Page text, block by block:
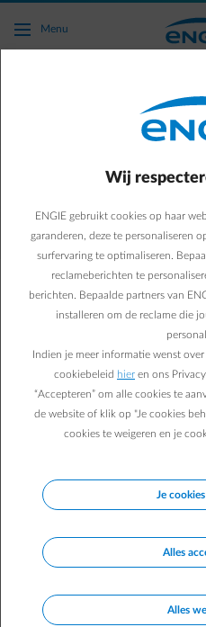
Ga naar de hoofdinhoud
Menu
Ik heb een
mijn verwarming
arrow-left Terug naar
Reparaties aan je
verwarmingsproblemen. Via
over vinden.
Veelgestelde vragen
Wil je je woning duurzaam
warmtepomp?
warmtepompboiler?
voor mijn verwarmingsketel.
Wat is de duurtijd van mijn
Ik ga verhuizen, wat gebeurt
onderhoudscontract?
Wij
ENGIE gebruikt cookies op haar
garanderen, deze te personaliseren
surfervaring te optimaliseren.
reclameberichten te
berichten. Bepaalde partners van
installeren om de reclame die
Indien je meer informatie wenst
cookiebeleid hier en ons
“Accepteren” om alle cookies te
de website of klik op "Je cookies
cookies te weigeren en je
Je
Alles
Alles